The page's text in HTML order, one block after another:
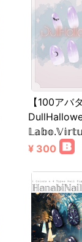
【100アバ
¥ 300